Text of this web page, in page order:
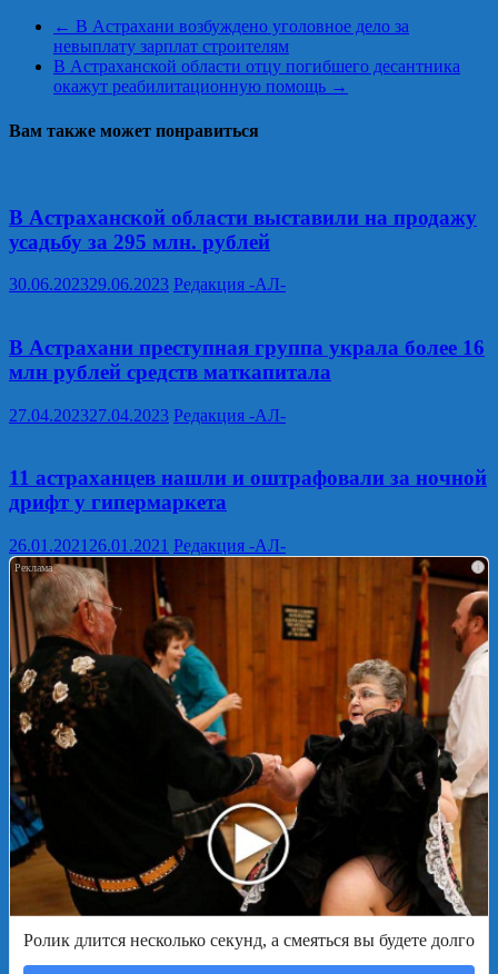
← В Астрахани возбуждено уголовное дело за
невыплату зарплат строителям
В Астраханской области отцу погибшего десантника
окажут реабилитационную помощь →
Вам также может понравиться
В Астраханской области выставили на продажу
усадьбу за 295 млн. рублей
30.06.202329.06.2023 Редакция -АЛ-
В Астрахани преступная группа украла более 16
млн рублей средств маткапитала
27.04.202327.04.2023 Редакция -АЛ-
11 астраханцев нашли и оштрафовали за ночной
дрифт у гипермаркета
26.01.2021 26.01.2021 Редакция -АЛ-
i
Ролик длится несколько секунд, а смеяться вы будете долго